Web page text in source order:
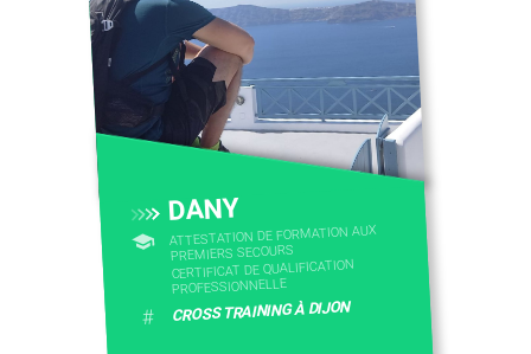
CONTACTEZ-NOUS
DANY
ATTESTATION DE FORMATION AUX
PREMIERS SECOURS
CERTIFICAT DE QUALIFICATION
PROFESSIONNELLE
# CROSS TRAINING À DIJON